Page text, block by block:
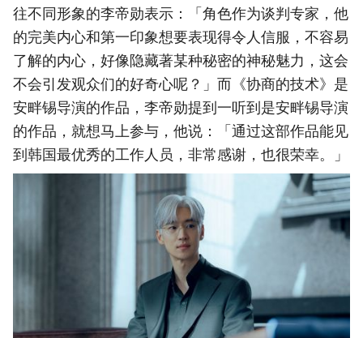
往不同形象的李帝勋表示：「角色作为谈判专家，他
的完美内心和第一印象想要表现得令人信服，不容易
了解的内心，好像隐藏著某种秘密的神秘魅力，这会
不会引发观众们的好奇心呢？」而《协商的技术》是
安畔锡导演的作品，李帝勋提到一听到是安畔锡导演
的作品，就想马上参与，他说：「通过这部作品能见
到韩国最优秀的工作人员，非常感谢，也很荣幸。」